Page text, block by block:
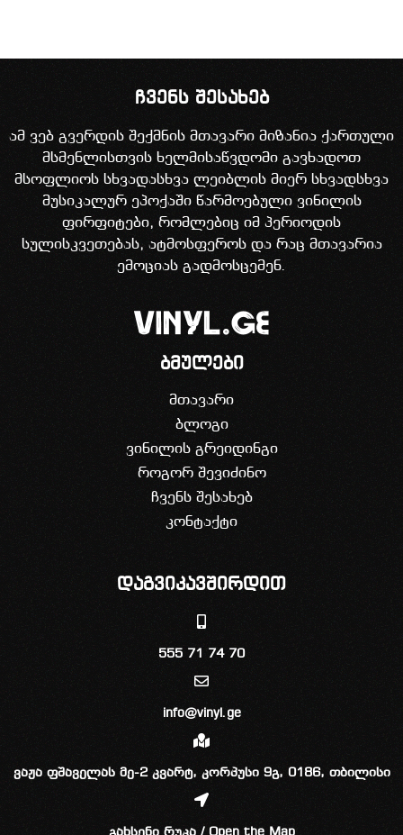
ჩვენს შესახებ
ამ ვებ გვერდის შექმნის მთავარი მიზანია ქართული
მსმენლისთვის ხელმისაწვდომი გავხადოთ
მსოფლიოს სხვადასხვა ლეიბლის მიერ სხვადსხვა
მუსიკალურ ეპოქაში წარმოებული ვინილის
ფირფიტები, რომლებიც იმ პერიოდის
სულისკვეთებას, ატმოსფეროს და რაც მთავარია
ემოციას გადმოსცემენ.
ბმულები
მთავარი
ბლოგი
ვინილის გრეიდინგი
როგორ შევიძინო
ჩვენს შესახებ
კონტაქტი
დაგვიკავშირდით
555 71 74 70
info@vinyl.ge
ვაჟა ფშაველას მე-2 კვარტ, კორპუსი 9გ, 0186, თბილისი